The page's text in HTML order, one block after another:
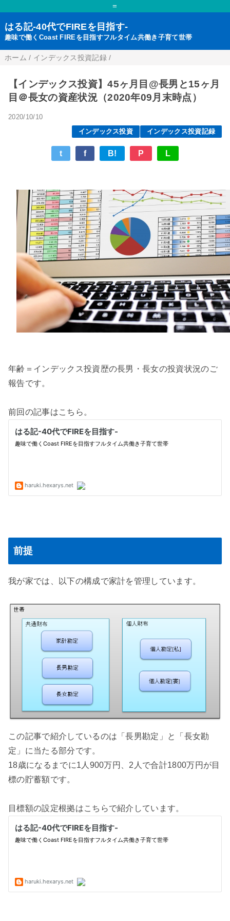
=
はる記-40代でFIREを目指す-
趣味で働くCoast FIREを目指すフルタイム共働き子育て世帯
ホーム / インデックス投資記録 /
【インデックス投資】45ヶ月目@長男と15ヶ月
目＠長女の資産状況（2020年09月末時点）
2020/10/10
インデックス投資
インデックス投資記録
t f B! P L
年齢＝インデックス投資歴の長男・長女の投資状況のご
報告です。
前回の記事はこちら。
前提
我が家では、以下の構成で家計を管理しています。
この記事で紹介しているのは「長男勘定」と「長女勘
定」に当たる部分です。
18歳になるまでに1人900万円、2人で合計1800万円が目
標の貯蓄額です。
目標額の設定根拠はこちらで紹介しています。